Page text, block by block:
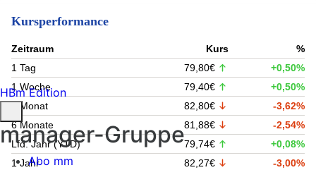
Kursperformance
Zeitraum Kurs
%
1 Tag
79,80€
+0,50%
1 Woche
79,40€
+0,50%
1 Monat
82,80€
-3,62%
6 Monate
81,88€
-2,54%
Lfd. Jahr (YTD)
79,74€
+0,08%
1 Jahr
82,27€
-3,00%
HBm Edition
manager-Gruppe
Abo mm